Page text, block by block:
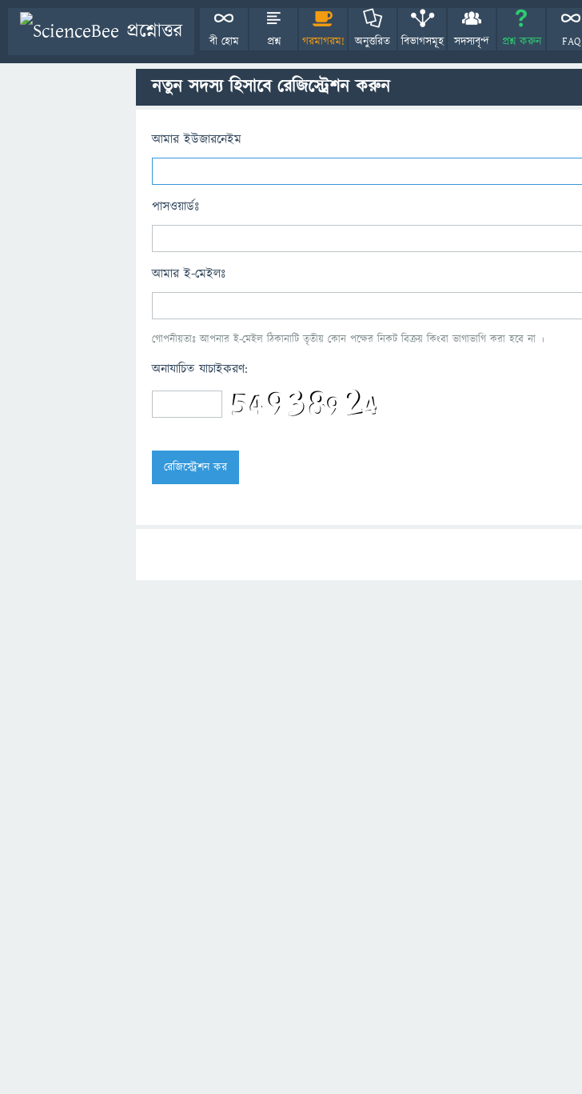
বী হোম প্রশ্ন গরমাগরম! অনুত্তরিত বিভাগসমূহ সদস্যবৃন্দ প্রশ্ন করুন FAQ
নতুন সদস্য হিসাবে রেজিস্ট্রেশন করুন
আমার ইউজারনেইম
পাসওয়ার্ডঃ
আমার ই-মেইলঃ
গোপনীয়তাঃ আপনার ই-মেইল ঠিকানাটি তৃতীয় কোন পক্ষের নিকট বিক্রয় কিংবা ভাগাভাগি করা হবে না ।
অনাযাচিত যাচাইকরণ: